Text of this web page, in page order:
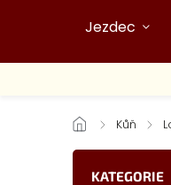
Jezdec
/ Kůň /
KATEGORIE